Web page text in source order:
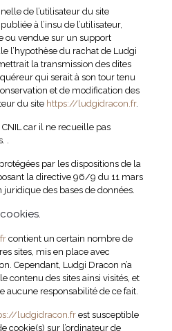
de l’utilisateur du site
à l’insu de l’utilisateur,
ou vendue sur un support
l’hypothèse du rachat de Ludgi
la transmission des dites
qui serait à son tour tenu
et de modification des
du site https://ludgidracon.fr.
CNIL car il ne recueille pas
.
par les dispositions de la
la directive 96/9 du 11 mars
des bases de données.
contient un certain nombre de
sites, mis en place avec
Cependant, Ludgi Dracon n’a
contenu des sites ainsi visités, et
aucune responsabilité de ce fait.
ludgidracon.frest susceptible
cookie(s) sur l’ordinateur de